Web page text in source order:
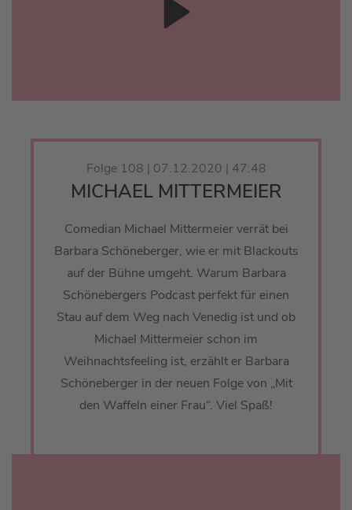
Folge 108 | 07.12.2020 | 47:48
MICHAEL MITTERMEIER
Comedian Michael Mittermeier verrät bei
Barbara Schöneberger, wie er mit Blackouts
auf der Bühne umgeht. Warum Barbara
Schönebergers Podcast perfekt für einen
Stau auf dem Weg nach Venedig ist und ob
Michael Mittermeier schon im
Weihnachtsfeeling ist, erzählt er Barbara
Schöneberger in der neuen Folge von „Mit
den Waffeln einer Frau“. Viel Spaß!